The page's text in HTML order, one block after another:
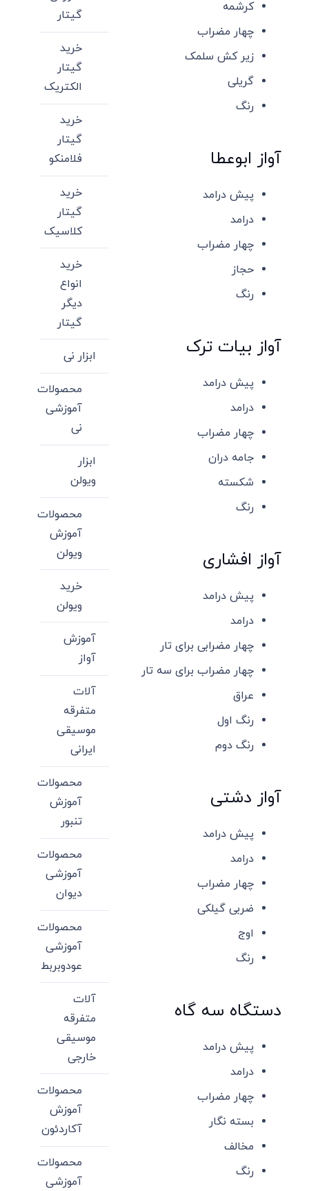
کرشمه
چهار مضراب
زیر کش سلمک
گریلی
رنگ
آواز ابوعطا
پیش درامد
درامد
چهار مضراب
حجاز
رنگ
آواز بیات ترک
پیش درامد
درامد
چهار مضراب
جامه دران
شکسته
رنگ
آواز افشاری
پیش درامد
درامد
چهار مضرابی برای تار
چهار مضراب برای سه تار
عراق
رنگ اول
رنگ دوم
آواز دشتی
پیش درامد
درامد
چهار مضراب
ضربی گیلکی
اوج
رنگ
دستگاه سه گاه
پیش درامد
درامد
چهار مضراب
بسته نگار
مخالف
رنگ
گیتار
خرید
گیتار
الکتریک
خرید
گیتار
فلامنکو
خرید
گیتار
کلاسیک
خرید
انواع
دیگر
گیتار
ابزار نی
محصولات
آموزشی
نی
ابزار
ویولن
محصولات
آموزش
ویولن
خرید
ویولن
آموزش
آواز
آلات
متفرقه
موسیقی
ایرانی
محصولات
آموزش
تنبور
محصولات
آموزشی
دیوان
محصولات
آموزشی
عودوبربط
آلات
متفرقه
موسیقی
خارجی
محصولات
آموزش
آکاردئون
محصولات
آموزشی